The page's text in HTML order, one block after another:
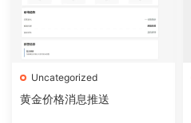
Uncategorized
黄金价格消息推送